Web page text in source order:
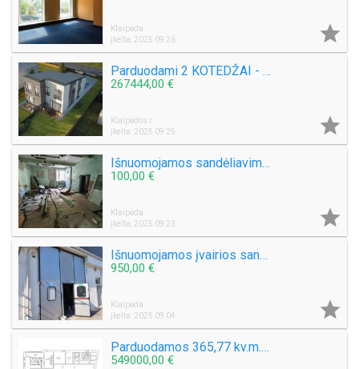
Klaipėda
Įkelta: 2025 09 26

Parduodami 2 KOTEDŽAI - EŽERO G. SLENGIAI Klaipėda
267444,00 €
Klaipėdos r.
Įkelta: 2025 09 25

Išnuomojamos sandėliavimo, gamybinės, dirbtuvės Giruliuose Vasarotojų g. Klaipėdoje
100,00 €
Klaipėda
Įkelta: 2025 09 23

Išnuomojamos įvairios sandėliavimo, gamybinės patalpos Klaipėdoje
950,00 €
Klaipėda
Įkelta: 2025 09 04

Parduodamos 365,77 kv.m. Patalpos Kavinės – prekybinės - ofiso Naujoji Uosto g.
549000,00 €